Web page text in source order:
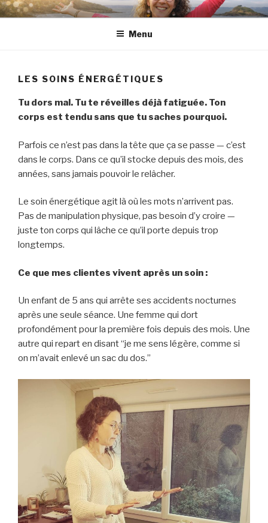
Skip
to
Menu
LES SOINS ÉNERGÉTIQUES
Tu dors mal. Tu te réveilles déjà fatiguée. Ton
corps est tendu sans que tu saches pourquoi.
Parfois ce n’est pas dans la tête que ça se passe — c’est
dans le corps. Dans ce qu’il stocke depuis des mois, des
années, sans jamais pouvoir le relâcher.
Le soin énergétique agit là où les mots n’arrivent pas.
Pas de manipulation physique, pas besoin d’y croire —
juste ton corps qui lâche ce qu’il porte depuis trop
longtemps.
Ce que mes clientes vivent après un soin :
Un enfant de 5 ans qui arrête ses accidents nocturnes
après une seule séance. Une femme qui dort
profondément pour la première fois depuis des mois. Une
autre qui repart en disant “je me sens légère, comme si
on m’avait enlevé un sac du dos.”